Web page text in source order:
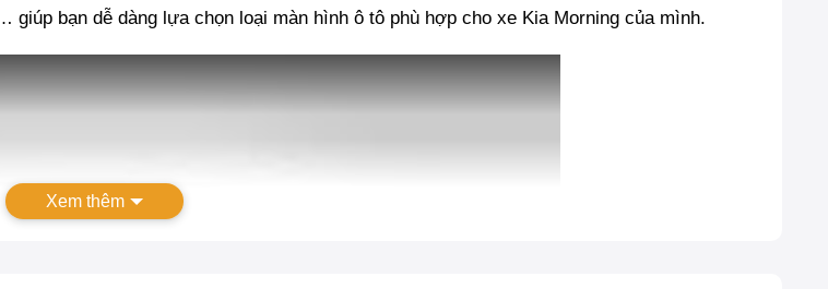
bạn dễ dàng lựa chọn loại màn hình ô tô phù hợp cho xe Kia Morning của mình.
Xem thêm